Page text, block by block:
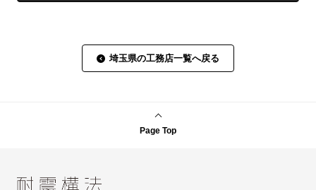
埼玉県の工務店一覧へ戻る
Page Top